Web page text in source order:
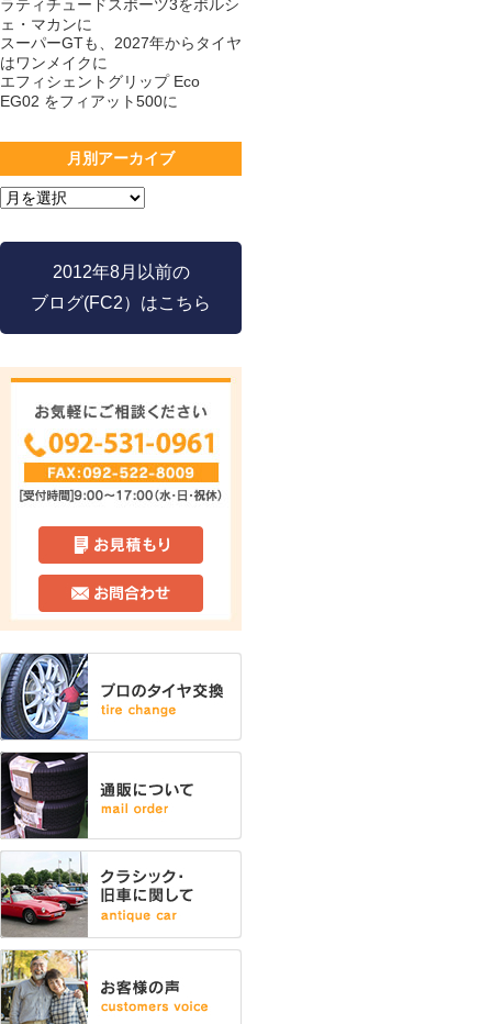
ラティチュードスポーツ3をポルシ
ェ・マカンに
スーパーGTも、2027年からタイヤ
はワンメイクに
エフィシェントグリップ Eco
EG02 をフィアット500に
月別アーカイブ
2012年8月以前の
ブログ(FC2）はこちら